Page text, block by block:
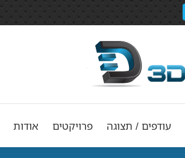
עודפים / תצוגה פרויקטים אודות